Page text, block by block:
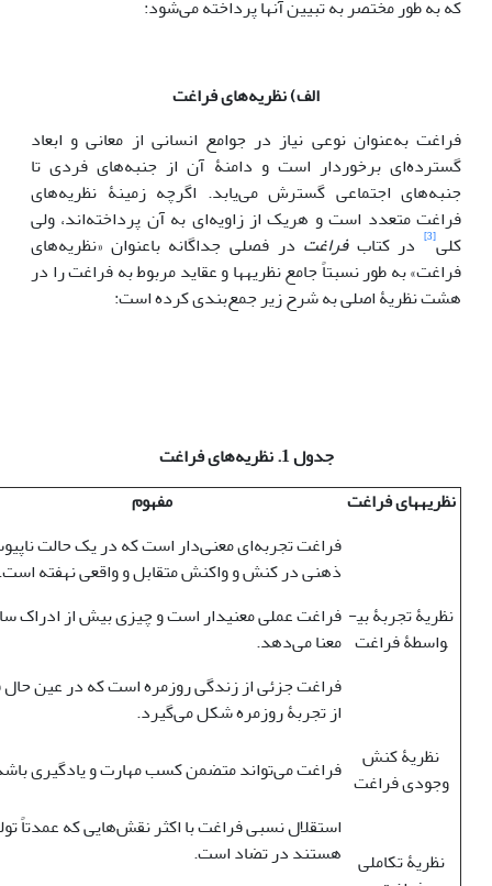
که به طور مختصر به تبیین آن­ها پرداخته می‌شود:
الف) نظریه‌های فراغت
فراغت به‌عنوان نوعی نیاز در جوامع انسانی از معانی و ابعاد
گسترده‌ای برخوردار است و دامنۀ آن از جنبه‌های فردی تا
جنبه‌های اجتماعی گسترش می‌یابد. اگرچه زمینۀ نظریه‌های
فراغت متعدد است و هریک از زاویه‌ای به آن پرداخته‌اند، ولی
کلی[3] در کتابفراغت در فصلی جداگانه باعنوان «نظریه‌های‌
فراغت» به طور‌ نسبتاً جامع نظریه­ها‌ و عقاید مربوط به فراغت را در
هشت نظریۀ‌ اصلی به شرح زیر جمع‌بندی کرده است:
جدول 1. نظریه‌های فراغت
نظریه­های فراغت
مفهوم
نظریۀ تجربۀ بی­
واسطۀ فراغت
فراغت تجربه‌ای معنی‌دار است که در یک حالت
ذهنی در کنش و واکنش متقابل و واقعی نهفته
فراغت عملی معنی­دار است و چیزی بیش از ادراک
معنا می‌دهد.
فراغت جزئی از زندگی روزمره است که در عین حال
از تجربۀ روزمره شکل می‌گیرد.
نظریۀ کنش
وجودی فراغت فراغت می‌تواند متضمن کسب مهارت و یادگیری
نظریۀ تکاملی
استقلال نسبی فراغت با اکثر نقش‌هایی که عمدتاً
هستند در تضاد است.